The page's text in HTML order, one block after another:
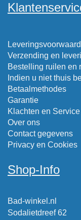
Verzending en
Bestelling ruilen en
Indien u niet thuis
Betaalmethodes
Garantie
Klachten en Service
Over ons
Contact gegevens
Privacy en Cookies
Shop-Info
Bad-winkel.nl
Sodalietdreef 62